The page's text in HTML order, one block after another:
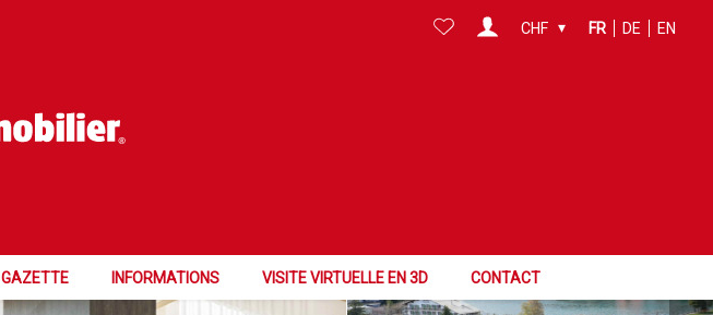
GAZETTE INFORMATIONS VISITE VIRTUELLE EN 3D CONTACT
CHF FR DE EN